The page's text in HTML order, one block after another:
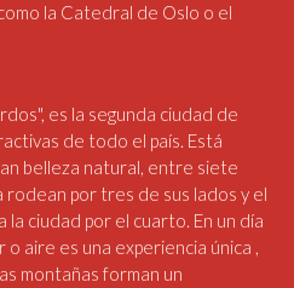
la Catedral de Oslo o el
es la segunda ciudad de
de todo el país. Está
belleza natural, entre siete
rodean por tres de sus lados y el
ciudad por el cuarto. En un día
o aire es una experiencia única ,
montañas forman un